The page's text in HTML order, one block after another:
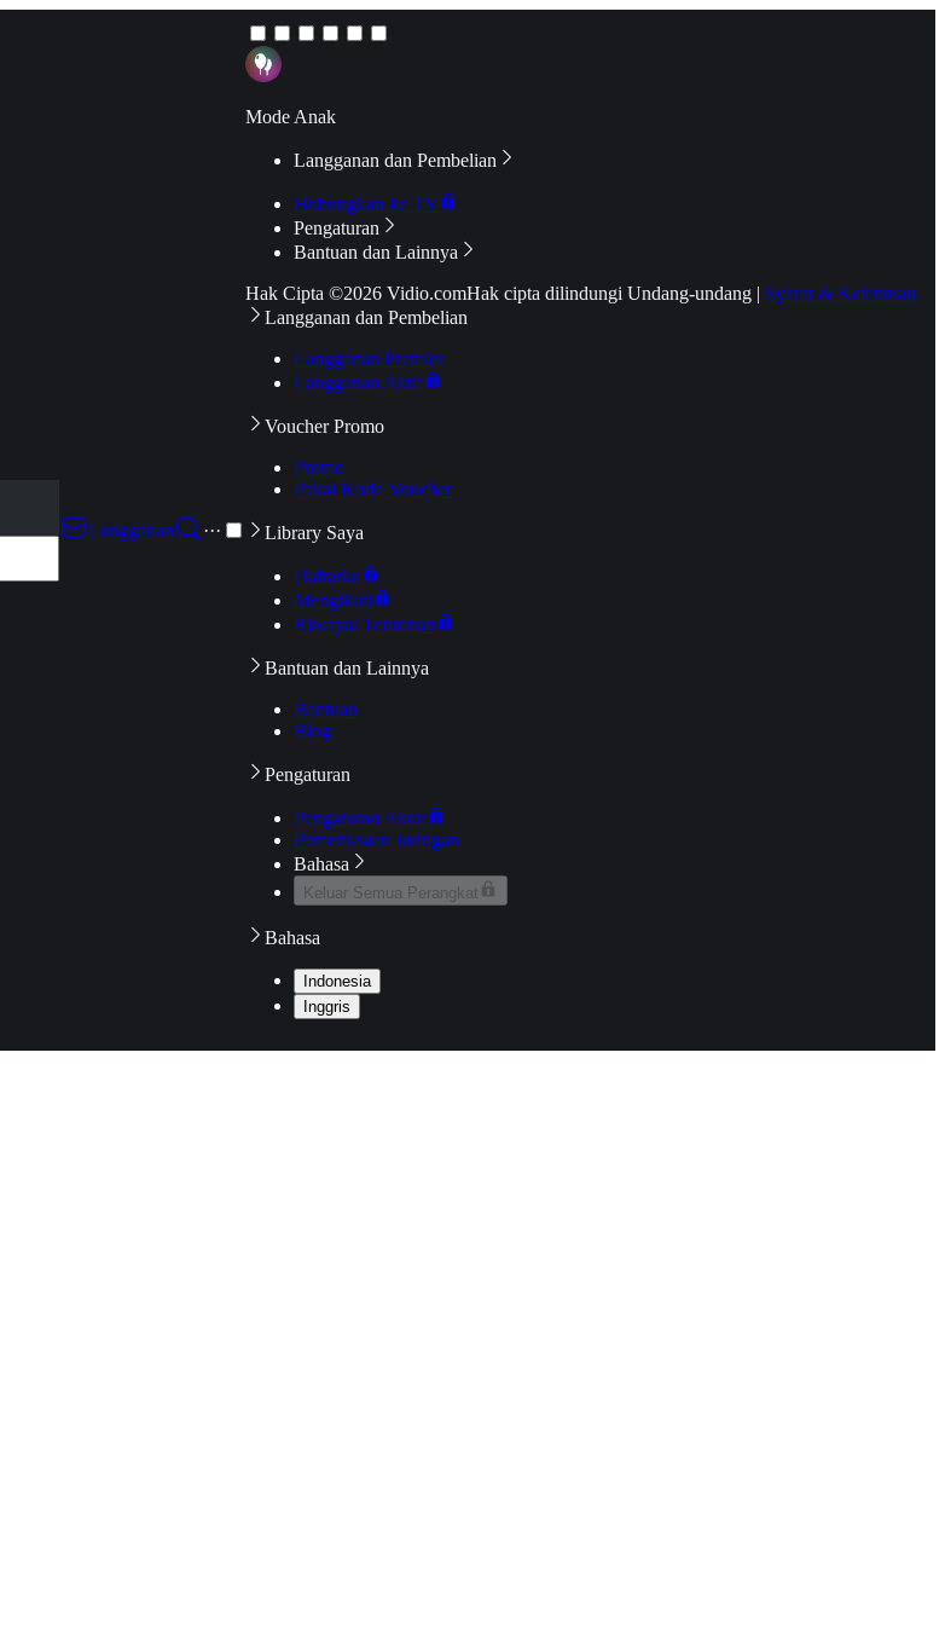
Langganan
···
Mode Anak
Langganan dan Pembelian
Hubungkan ke TV
Pengaturan
Bantuan dan Lainnya
Hak Cipta ©2026 Vidio.comHak cipta dilindungi Undang-undang | Syarat & Ketentuan
Langganan dan Pembelian
Langganan Premier
Langganan Aktif
Voucher Promo
Promo
Pakai Kode Voucher
Library Saya
Daftarku
Mengikuti
Riwayat Tontonan
Bantuan dan Lainnya
Bantuan
Blog
Pengaturan
Pengaturan Akun
Pemeriksaan Jaringan
Bahasa
Keluar Semua Perangkat
Bahasa
Indonesia
Inggris